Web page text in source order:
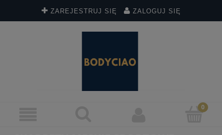
ZAREJESTRUJ SIĘ ZALOGUJ SIĘ